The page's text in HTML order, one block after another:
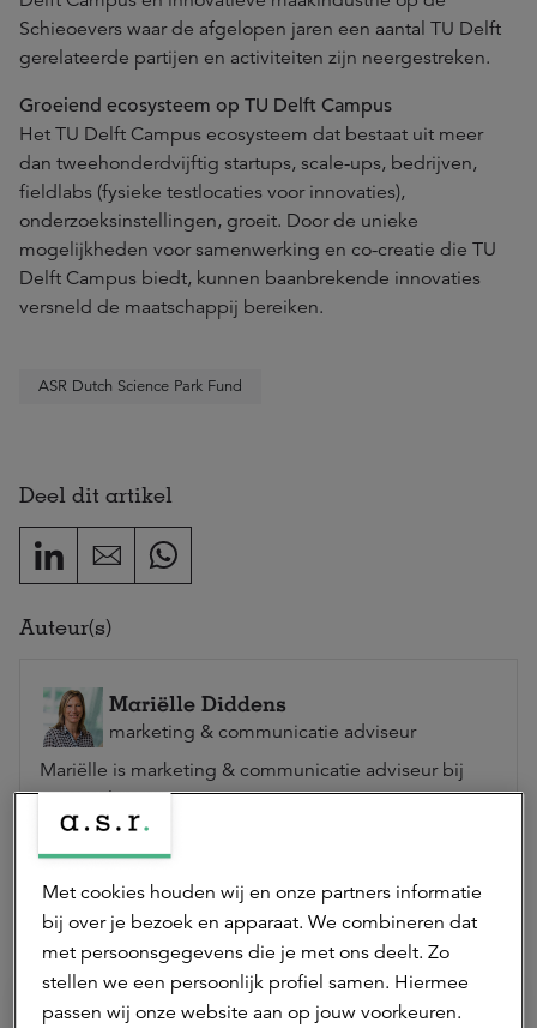
Schieoevers waar de afgelopen jaren een aantal TU Delft
gerelateerde partijen en activiteiten zijn neergestreken.
Groeiend ecosysteem op TU Delft Campus
Het TU Delft Campus ecosysteem dat bestaat uit meer
dan tweehonderdvijftig startups, scale-ups, bedrijven,
fieldlabs (fysieke testlocaties voor innovaties),
onderzoeksinstellingen, groeit. Door de unieke
mogelijkheden voor samenwerking en co-creatie die TU
Delft Campus biedt, kunnen baanbrekende innovaties
versneld de maatschappij bereiken.
ASR Dutch Science Park Fund
Deel dit artikel
Auteur(s)
Mariëlle Diddens
marketing & communicatie adviseur
Mariëlle is marketing & communicatie adviseur bij
a.s.r. real assets.
Neem contact op
Hierna lezen
Met cookies houden wij en onze partners informatie
bij over je bezoek en apparaat. We combineren dat
met persoonsgegevens die je met ons deelt. Zo
stellen we een persoonlijk profiel samen. Hiermee
passen wij onze website aan op jouw voorkeuren.